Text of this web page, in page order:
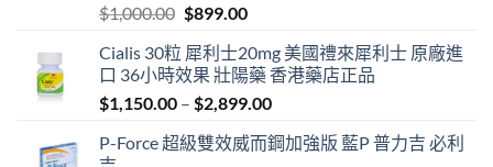
$1,000.00 Original
was:
$1,000.00.
$899.00Current
is:
$899.00.
Cialis 30粒 犀利士20mg 美國禮來犀利士 原廠進
口 36小時效果 壯陽藥 香港藥店正品
$1,150.00 – $2,899.00Price
$1,150.00
P-Force 超級雙效威而鋼加強版 藍P 普力吉 必利